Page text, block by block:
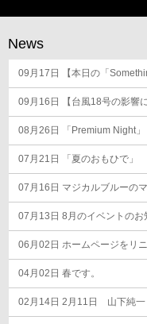
ゲ
ー
シ
ョ
ン
News
09月17日 【本日の「
09月16日 【台風18号の影響
08月26日 「Premium Night」
07月21日 「夏のおもひで」
07月16日 マジカルブルーの
07月13日 8月のイベントのお
06月02日 ホームページをリ
04月02日 春です。
02月14日 2月11日 山下純一